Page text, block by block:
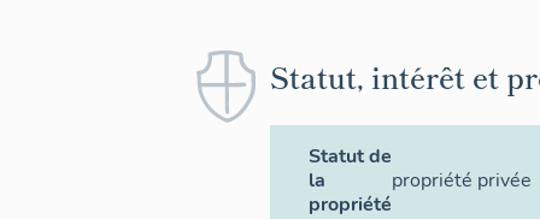
Statut, intérêt et
Statut de
la
propriété
propriété privée